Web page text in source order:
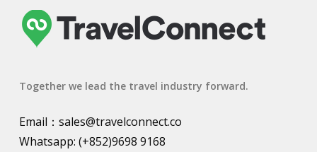
Together we lead the travel industry forward.
Email： sales@travelconnect.co
Whatsapp: (+852)9698 9168